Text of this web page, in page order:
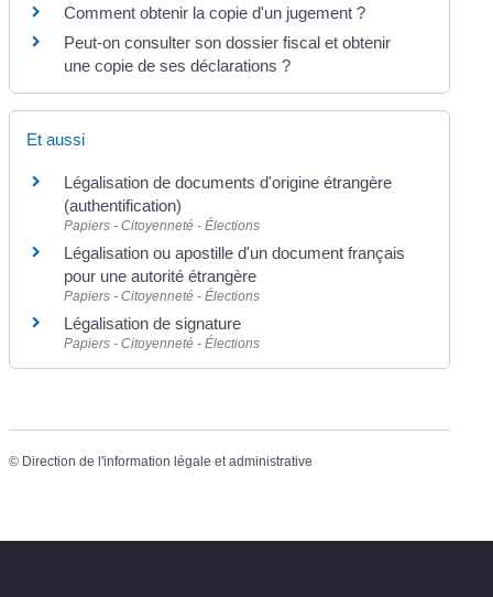
Comment obtenir la copie d'un jugement ?
Peut-on consulter son dossier fiscal et obtenir
une copie de ses déclarations ?
Et aussi
Légalisation de documents d'origine étrangère
(authentification)
Papiers - Citoyenneté - Élections
Légalisation ou apostille d'un document français
pour une autorité étrangère
Papiers - Citoyenneté - Élections
Légalisation de signature
Papiers - Citoyenneté - Élections
© Direction de l'information légale et administrative